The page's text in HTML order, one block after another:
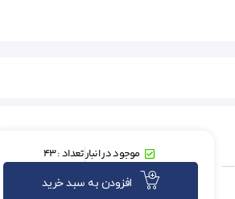
موجود در انبارتعداد : 43
افزودن به سبد خرید